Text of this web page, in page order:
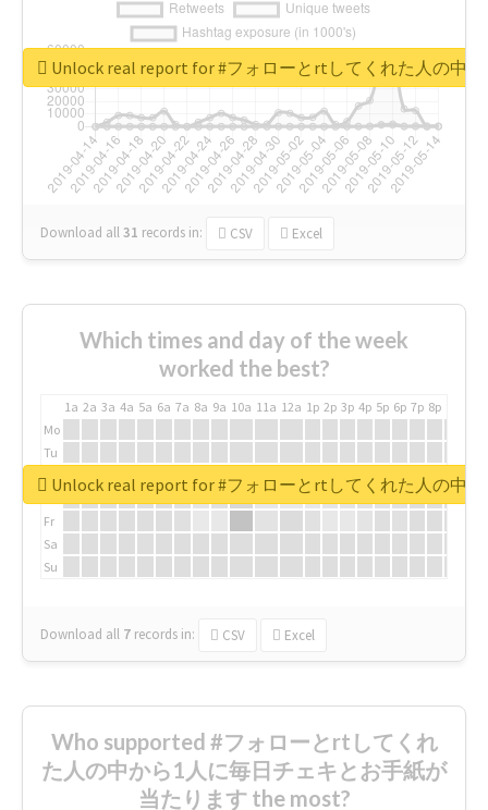
Download all31 records in: CSV Excel
Unlock real report for #フォローとrtしてくれた人の中
Which times and day of the week
worked the best?
1a 2a 3a 4a 5a 6a 7a 8a 9a 10a 11a 12a 1p 2p 3p 4p 5p 6p 7p 8p
Mo
Tu
We
Fr
Sa
Su
Download all 7 records in: CSV Excel
Unlock real report for #フォローとrtしてくれた人の中
Who supported #フォローとrtしてくれ
た人の中から1人に毎日チェキとお手紙が
当たります the most?